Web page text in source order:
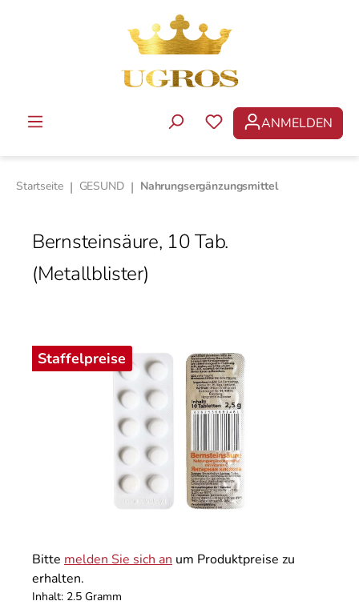
DU HAST 0
ANMELDEN
Startseite | GESUND | Nahrungsergänzungsmittel
Bernsteinsäure, 10 Tab.
(Metallblister)
Staffelpreise
Bitte melden Sie sich an um Produktpreise zu
erhalten.
Inhalt: 2.5 Gramm